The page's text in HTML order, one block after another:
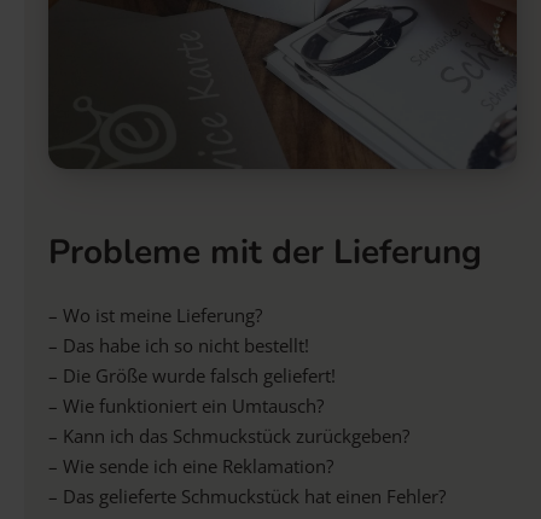
Probleme mit der Lieferung
– Wo ist meine Lieferung?
– Das habe ich so nicht bestellt!
– Die Größe wurde falsch geliefert!
– Wie funktioniert ein Umtausch?
– Kann ich das Schmuckstück zurückgeben?
– Wie sende ich eine Reklamation?
– Das gelieferte Schmuckstück hat einen Fehler?